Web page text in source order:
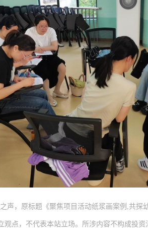
声，原标题《聚焦项目活动纸浆画案例,共探
观点，不代表本站立场。所涉内容不构成投